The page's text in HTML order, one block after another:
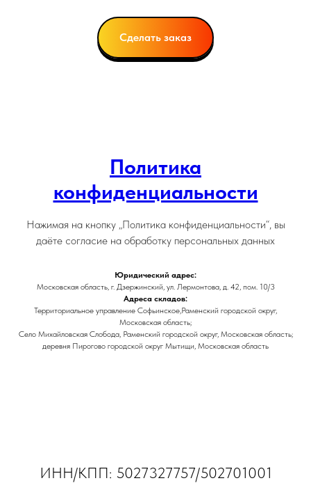
Сделать заказ
Политика
конфиденциальности
Нажимая на кнопку „Политика конфиденциальности“, вы
даёте согласие на обработку персональных данных
Юридический адрес:
Московская область, г. Дзержинский, ул. Лермонтова, д. 42, пом. 10/3
Адреса складов:
Территориальное управление Софьинское,Раменский городской округ,
Московская область;
Село Михайловская Слобода, Раменский городской округ, Московская область;
деревня Пирогово городской округ Мытищи, Московская область
ИНН/КПП: 5027327757/502701001